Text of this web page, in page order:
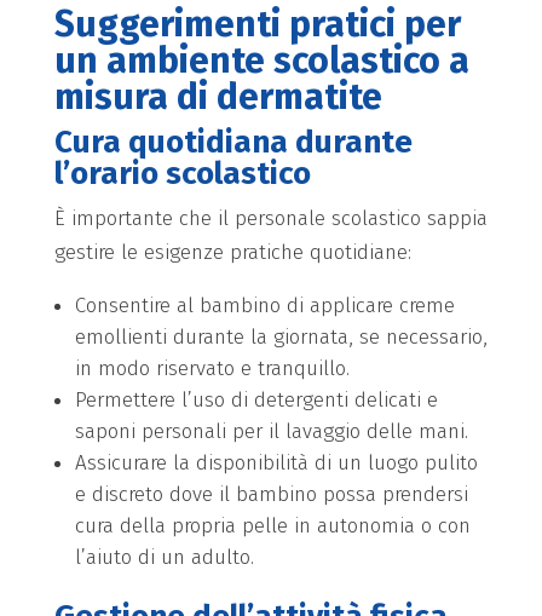
Suggerimenti pratici per
un ambiente scolastico a
misura di dermatite
Cura quotidiana durante
l’orario scolastico
È importante che il personale scolastico sappia
gestire le esigenze pratiche quotidiane:
Consentire al bambino di applicare creme
emollienti durante la giornata, se necessario,
in modo riservato e tranquillo.
Permettere l’uso di detergenti delicati e
saponi personali per il lavaggio delle mani.
Assicurare la disponibilità di un luogo pulito
e discreto dove il bambino possa prendersi
cura della propria pelle in autonomia o con
l’aiuto di un adulto.